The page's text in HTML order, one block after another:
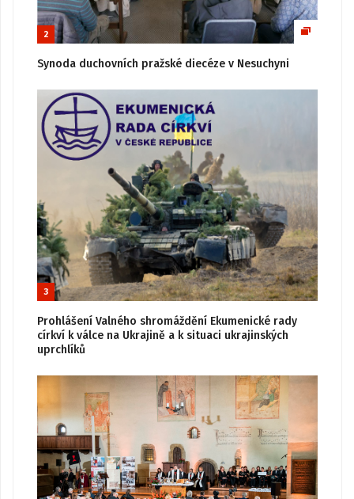
2
Synoda duchovních pražské diecéze v Nesuchyni
3
Prohlášení Valného shromáždění Ekumenické rady
církví k válce na Ukrajině a k situaci ukrajinských
uprchlíků